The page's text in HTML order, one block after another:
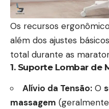
Os recursos
além dos ajustes
total durante as
1. Suporte Lombar de
Alívio da Tensão: O
massagem